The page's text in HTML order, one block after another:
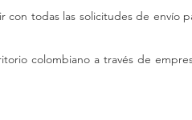
con todas las solicitudes de envío
colombiano a través de